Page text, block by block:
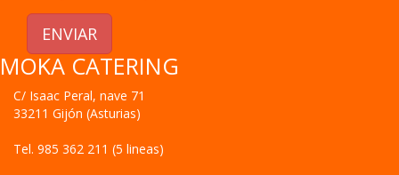
ENVIAR
MOKA CATERING
C/ Isaac Peral, nave 71
33211 Gijón (Asturias)
Tel. 985 362 211 (5 lineas)